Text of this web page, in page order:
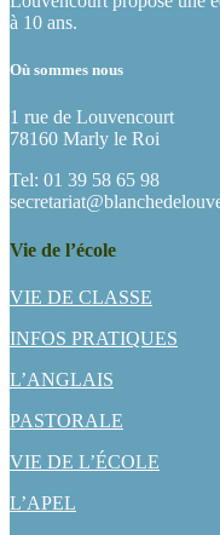
à 10 ans.
Où sommes nous
1 rue de Louvencourt
78160 Marly le Roi
Tel: 01 39 58 65 98
Vie de l’école
VIE DE CLASSE
INFOS PRATIQUES
L’ANGLAIS
PASTORALE
VIE DE L’ÉCOLE
L’APEL